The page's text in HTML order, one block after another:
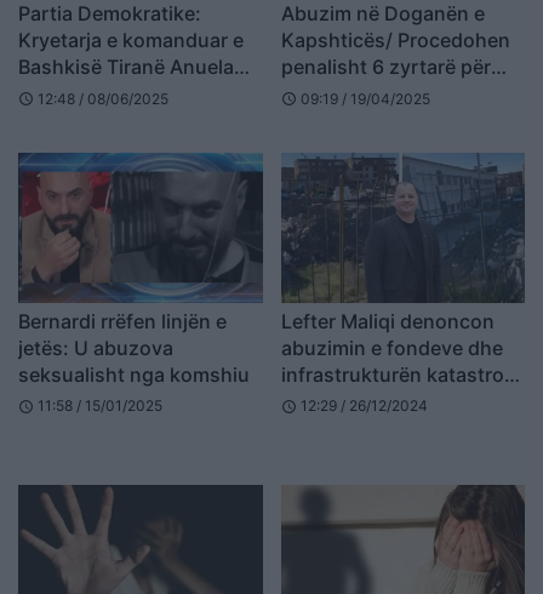
Partia Demokratike:
Kryetarja e komanduar e
Bashkisë Tiranë Anuela
Ristani, kapet mat duke
hetohet dhe largohet nga
detyra
schedule 12:48 / 08/06/2025
Abuzim në Doganën e
Kapshticës/ Procedohen
penalisht 6 zyrtarë për
shpërdorim detyre dhe
schedule 09:19 / 19/04/2025
Bernardi rrëfen linjën e
jetës: U abuzova
seksualisht nga komshiu
schedule 11:58 / 15/01/2025
Lefter Maliqi denoncon
abuzimin e fondeve dhe
infrastrukturën katastrofë
në Kuçovë (VIDEO)
schedule 12:29 / 26/12/2024